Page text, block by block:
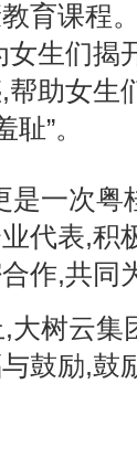
育课程
女生们揭
帮助女生
”。
是一次粤
代表,积
作,共同
大树云集
鼓励,鼓